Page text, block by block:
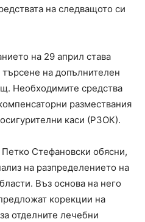
на следващото си
на 29 април става
на допълнителен
Необходимите средства
размествания
каси (РЗОК).
Стефановски обясни,
на разпределението на
Въз основа на него
корекции на
отделните лечебни